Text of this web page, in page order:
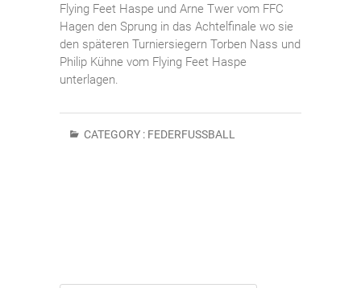
Flying Feet Haspe und Arne Twer vom FFC
Hagen den Sprung in das Achtelfinale wo sie
den späteren Turniersiegern Torben Nass und
Philip Kühne vom Flying Feet Haspe
unterlagen.
CATEGORY : FEDERFUSSBALL